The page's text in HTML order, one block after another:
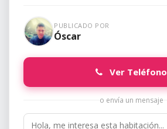
PUBLICADO POR
Óscar
Ver Teléfono
o envía un mensaje